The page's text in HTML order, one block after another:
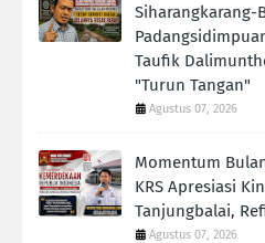
Siharangkarang-
Taufik
"Turun Tangan"
Agustus 07, 2026
Momentum
KRS Apresiasi
Tanjungbalai,
Agustus 07, 2026